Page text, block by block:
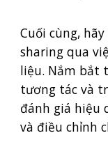
Cuối cùng,
sharing qua
liệu. Nắm bắt
tương tác và
đánh giá hiệu
và điều chỉnh